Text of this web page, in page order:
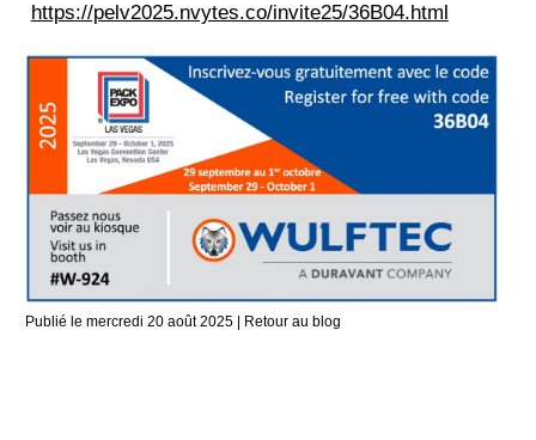
https://pelv2025.nvytes.co/invite25/36B04.html
Publié le mercredi 20 août 2025 | Retour au blog